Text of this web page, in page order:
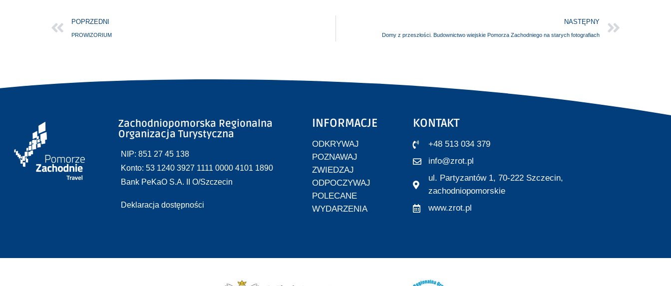
POPRZEDNI
PROWIZORIUM
NASTĘPNY
Domy z przeszłości. Budownictwo wiejskie Pomorza Zachodniego na starych fotografiach
Zachodniopomorska Regionalna
Organizacja Turystyczna
NIP: 851 27 45 138
Konto: 53 1240 3927 1111 0000 4101 1890
Bank PeKaO S.A. II O/Szczecin
Deklaracja dostępności
INFORMACJE
ODKRYWAJ
POZNAWAJ
ZWIEDZAJ
ODPOCZYWAJ
POLECANE
WYDARZENIA
KONTAKT
+48 513 034 379
info@zrot.pl
ul. Partyzantów 1, 70-222 Szczecin,
zachodniopomorskie
www.zrot.pl